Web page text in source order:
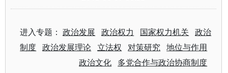
进入专题：政治发展 政治权力 国家权力机关
政治
制度 政治发展理论 立法权 对策研究 地位与作用
政治文化 多党合作与政治协商制度